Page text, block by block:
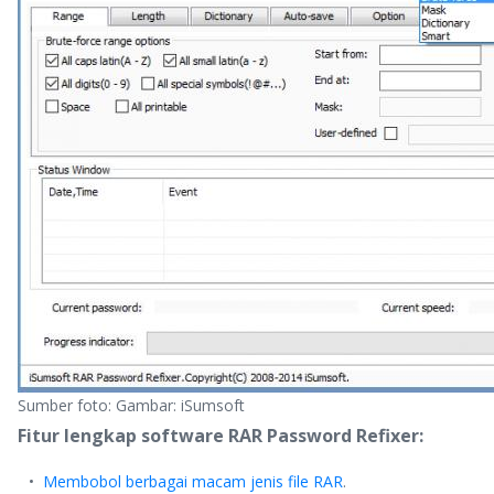
Sumber foto: Gambar: iSumsoft
Fitur lengkap software RAR Password Refixer:
Membobol berbagai macam jenis file RAR.